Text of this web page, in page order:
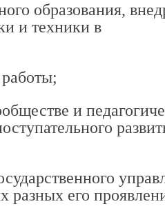
образования,
и техники в
и
разных его